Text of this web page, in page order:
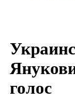
голос